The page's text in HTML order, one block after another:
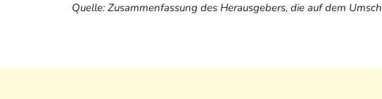
Quelle: Zusammenfassung des Herausgebers, die auf dem